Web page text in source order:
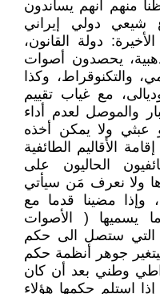
منهم أنهم يساندون
دولي إيراني
دولة القانون،
يحصدون أصوات
والتكنوقراط، وكذا
مع غياب تقييم
والموصل لعدم أداء
و عبثي ولا يمكن أخذه
الأقاليم الطائفية
الحاليون على
ولا نعرف مَن سيأتي
وإذا مضينا قدما مع
يسميها ( الأصوات
هي التي ستصل الى حكم
سيتغير جوهر أنظمة حكم
وطني بعد أن كان
استلم حكمها هؤلاء